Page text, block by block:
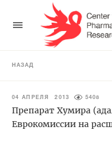
НАЗАД
04 АПРЕЛЯ 2013 5408
Препарат Хумира
Еврокомиссии на